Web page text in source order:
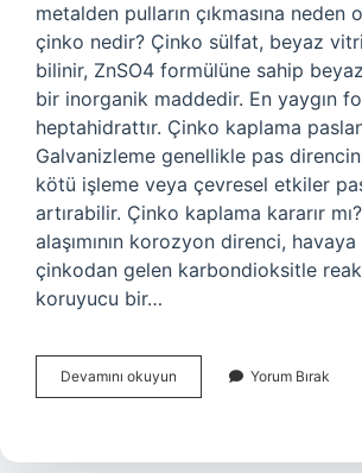
metalden pulların çıkmasına neden
çinko nedir? Çinko sülfat, beyaz
bilinir, ZnSO4 formülüne sahip
bir inorganik maddedir. En yaygın
heptahidrattır. Çinko kaplama
Galvanizleme genellikle pas
kötü işleme veya çevresel etkiler
artırabilir. Çinko kaplama kararır
alaşımının korozyon direnci,
çinkodan gelen karbondioksitle
koruyucu bir…
Devamını okuyun
Çinko
Yorum Bırak